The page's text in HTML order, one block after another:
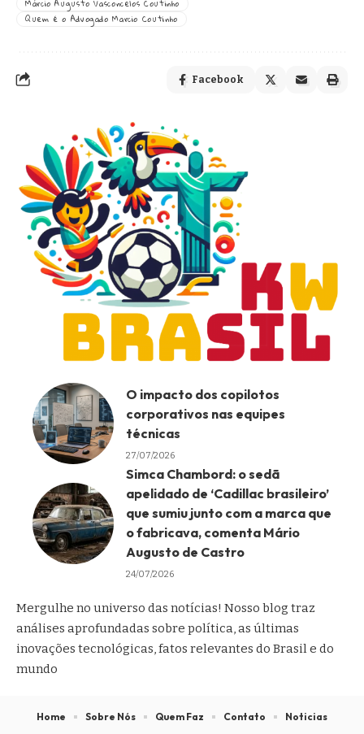
Márcio Augusto Vasconcelos Coutinho
Quem é o Advogado Marcio Coutinho
Facebook
O impacto dos copilotos
corporativos nas equipes
técnicas
27/07/2026
Simca Chambord: o sedã
apelidado de ‘Cadillac brasileiro’
que sumiu junto com a marca que
o fabricava, comenta Mário
Augusto de Castro
24/07/2026
Mergulhe no universo das notícias! Nosso blog traz
análises aprofundadas sobre política, as últimas
inovações tecnológicas, fatos relevantes do Brasil e do
mundo
Home Sobre Nós Quem Faz Contato Noticias